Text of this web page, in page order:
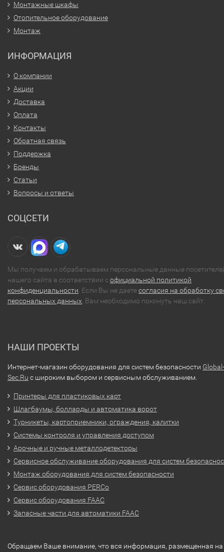
Монтажные шкафы
Отопительное оборудование
Монтаж
ИНФОРМАЦИЯ
О компании
Акции
Доставка
Оплата
Контакты
Обратная связь
Поддержка
Бренды
Статьи
Вопросы и ответы
СОЦСЕТИ
Мы получаем и обрабатываем персональные данные
нашего сайта в соответствии софициальной политикой
конфиденциальности . Если Вы не даетесогласия на обработку
персональных данных , Вам необходимо покинуть наш сайт.
НАШИ ПРОЕКТЫ
Интернет-магазин оборудования для систем безопасности Global-
Sec.Ru с широким выбором и сервисным обслуживанием.
Принтеры для пластиковых карт
Шлагбаумы, болларды и автоматика ворот
Турникеты, картоприемники, ограждения, калитки
Системы контроля и управления доступом
Арочные и ручные металлодетекторы
Сервисное обслуживание оборудования для систем
Монтаж оборудования для систем безопасности
Сервис оборудования PERCo
Сервис оборудования FAAC
Запасные части для автоматики FAAC
Обращаем Ваше внимание, что вся информация, размещенная на